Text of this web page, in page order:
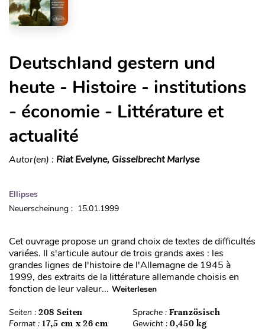
Deutschland gestern und
heute - Histoire - institutions
- économie - Littérature et
actualité
Autor(en) : Riat Evelyne, Gisselbrecht Marlyse
Ellipses
Neuerscheinung : 15.01.1999
Cet ouvrage propose un grand choix de textes de difficultés
variées. Il s'articule autour de trois grands axes : les
grandes lignes de l'histoire de l'Allemagne de 1945 à
1999, des extraits de la littérature allemande choisis en
fonction de leur valeur... Weiterlesen
Seiten : 208 Seiten Sprache : Französisch
Format : 17,5 cm x 26 cm Gewicht : 0,450 kg